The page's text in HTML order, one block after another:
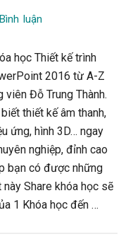
luận
học Thiết kế trình
2016 từ A-Z
viên Đỗ Trung Thành.
thiết kế âm thanh,
ứng, hình 3D… ngay
nghiệp, đỉnh cao
bạn có được những
Share khóa học sẽ
1 Khóa học đến …